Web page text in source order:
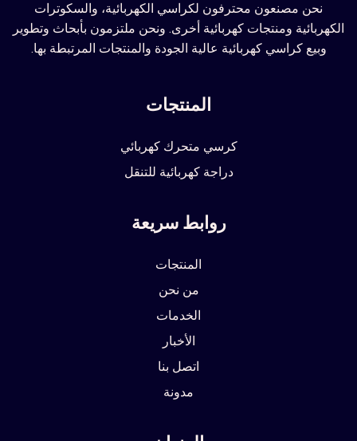
نحن مصنعون محترفون لكراسي الكهربائية، والسكوترات
الكهربائية ومنتجات كهربائية أخرى. ونحن ملتزمون بأبحاث وتطوير
وبيع كراسي كهربائية عالية الجودة والمنتجات المرتبطة بها.
المنتجات
كرسي متحرك كهربائي
دراجة كهربائية للتنقل
روابط سريعة
المنتجات
من نحن
الخدمات
الأخبار
اتصل بنا
مدونة